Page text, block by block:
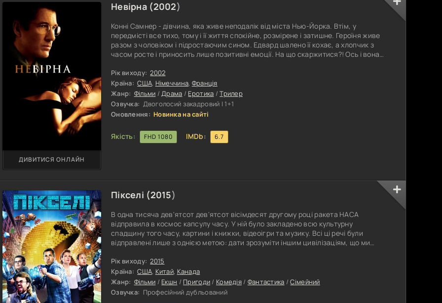
Невірна (2002)
Конні Самнер - дівчина, яка живе неподалік від міста Нью-Йорка. Втім, у
передмісті все тихо, тому і її життя спокійне, розмірене і затишне. Героїня живе
разом з чоловіком і підростаючим сином. Едвард шалено її кохає, а хлопчик з
часом росте і приносить лише позитивні емоції. На що скаржитися?! Ось і вона
перехоплює подих. Конні зустрічається з французьким хлопцем, який є
букіністом. І ця зустріч перевертає життя героїні
Рік виходу: 2002
Країна: США, Німеччина, Франція
Жанр: Фільми /Драма / Еротика /Трилер
Озвучка: Двоголосий закадровий | 1+1
Оновлення: Новинка на сайті
Якість: FHD 1080 IMDb: 6.7
ДИВИТИСЯ ОНЛАЙН
Пікселі (2015)
В одна тисяча дев'ятсот дев'ятсот вісімдесят другому році ракета НАСА
відправила в космос капсулу часу. У ній було закладено всю культурну
спадщину того часу, картини і книжки, відеоігри та музику. Всі ці речі були
відправлені лише з однією метою: дати зрозуміти іншим цивілізаціям, що ми
Повідомлення було відправлено для того, щоб домогтися миру з тими, хто живе
від нас за кілька сотень або тисяч світлових років. Але
Рік виходу: 2015
Країна: США, Китай, Канада
Жанр: Фільми / Екшн / Пригоди / Комедія/ Фантастика /Сімейний
Озвучка: Професійний дубльований